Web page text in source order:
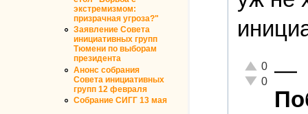
экстремизмом:
призрачная угроза?"
Заявление Совета
инициативных групп
Тюмени по выборам
президента
Анонс собрания
Совета инициативных
групп 12 февраля
Собрание СИГГ 13 мая
Отлично!
0
Неадекватно!
0 —